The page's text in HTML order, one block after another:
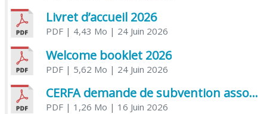
Livret d’accueil 2026
PDF| 4,43 Mo | 24 Juin 2026
Welcome booklet 2026
PDF| 5,62 Mo | 24 Juin 2026
CERFA demande de subvention association
PDF| 1,26 Mo | 16 Juin 2026